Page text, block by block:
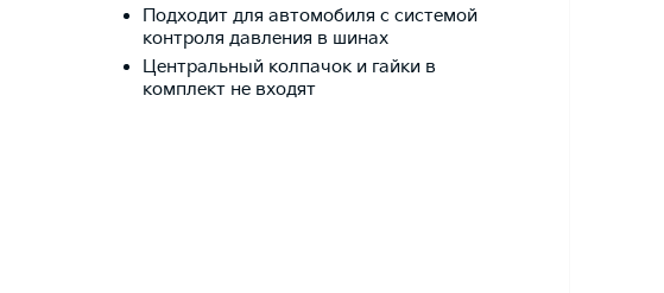
Подходит для автомобиля с системой
контроля давления в шинах
Центральный колпачок и гайки в
комплект не входят